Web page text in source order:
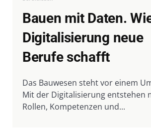
Bauen mit Daten.
Digitalisierung neue
Berufe schafft
Das Bauwesen steht vor einem
Mit der Digitalisierung entstehen
Rollen, Kompetenzen und...